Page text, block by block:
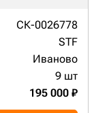
СК-0026778
STF
Иваново
9 шт
195 000 ₽